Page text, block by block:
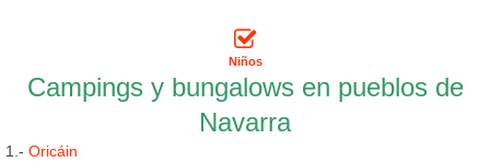
Niños
Campings y bungalows en pueblos de
Navarra
1.- Oricáin